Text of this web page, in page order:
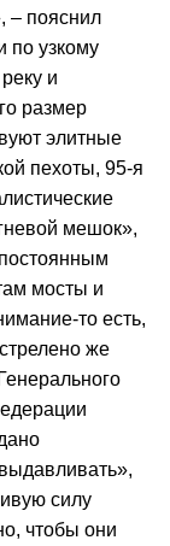
– пояснил
по узкому
и
размер
элитные
пехоты, 95-я
мешок»,
мосты и
то есть,
же
силу
чтобы они